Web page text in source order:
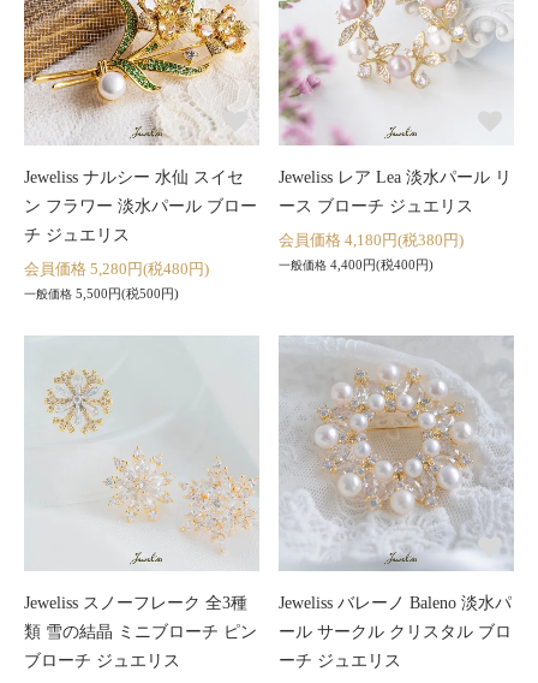
Jeweliss ナルシー 水仙 スイセ
ン フラワー 淡水パール ブロー
チ ジュエリス
会員価格 5,280円(税480円)
一般価格 5,500円(税500円)
Jeweliss レア Lea 淡水パール リ
ース ブローチ ジュエリス
会員価格 4,180円(税380円)
一般価格 4,400円(税400円)
Jeweliss スノーフレーク 全3種
類 雪の結晶 ミニブローチ ピン
ブローチ ジュエリス
Jeweliss バレーノ Baleno 淡水パ
ール サークル クリスタル ブロ
ーチ ジュエリス